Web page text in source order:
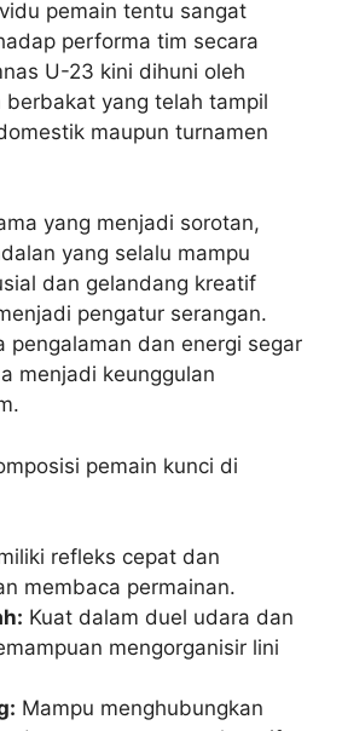
pemain tentu sangat
performa tim secara
U-23 kini dihuni oleh
berbakat yang telah tampil
maupun turnamen
yang menjadi sorotan,
yang selalu mampu
dan gelandang kreatif
pengatur serangan.
pengalaman dan energi segar
menjadi keunggulan
pemain kunci di
refleks cepat dan
membaca permainan.
Kuat dalam duel udara dan
mengorganisir lini
Mampu menghubungkan